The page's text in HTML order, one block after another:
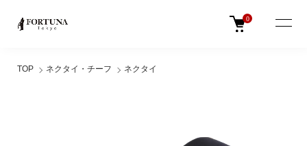
0
TOP ネクタイ・チーフ ネクタイ